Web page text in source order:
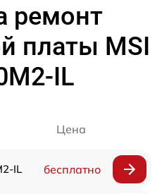
ремонт
платы MSI
IL
Цена
IL бесплатно